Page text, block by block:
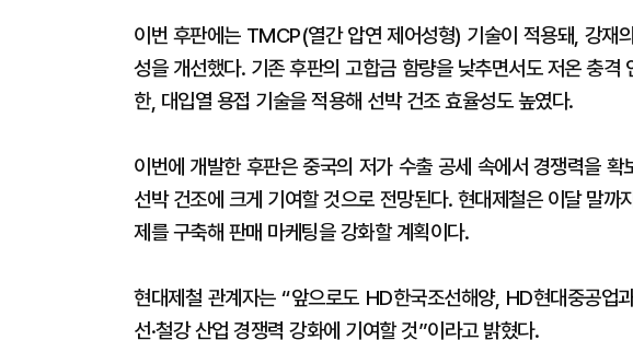
이번 후판에는 TMCP(열간 압연 제어성형) 기술이 적용돼, 강재
성을 개선했다. 기존 후판의 고합금 함량을 낮추면서도 저온 충격
한, 대입열 용접 기술을 적용해 선박 건조 효율성도 높였다.
이번에 개발한 후판은 중국의 저가 수출 공세 속에서 경쟁력을 확
선박 건조에 크게 기여할 것으로 전망된다. 현대제철은 이달 말까
제를 구축해 판매 마케팅을 강화할 계획이다.
현대제철 관계자는 “앞으로도 HD한국조선해양, HD현대중공업
선·철강 산업 경쟁력 강화에 기여할 것”이라고 밝혔다.